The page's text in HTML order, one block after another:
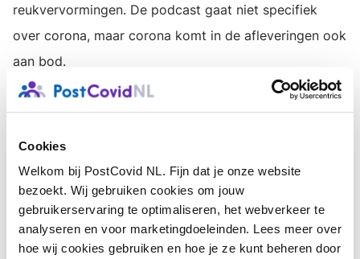
Cookies
Welkom bij PostCovid NL. Fijn dat je onze website
bezoekt. Wij gebruiken cookies om jouw
gebruikerservaring te optimaliseren, het webverkeer te
analyseren en voor marketingdoeleinden. Lees meer over
hoe wij cookies gebruiken en hoe je ze kunt beheren door
reukvervormingen. De podcast gaat niet specifiek
over corona, maar corona komt in de afleveringen ook
aan bod.
Leeshierook ervaringen van anderen met een
Bekijk de poster van de reuksmaakstoornis.nl, hierin
wordt stap voor stap uitgelegd wat je tegenkomt als
je voor het eerst te maken krijgt met een reuk- en
smaakproblemen.